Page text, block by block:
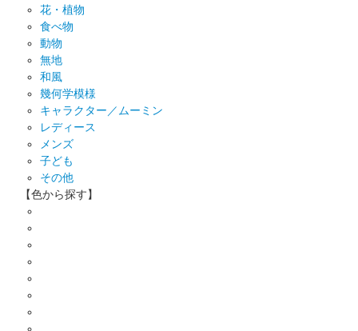
花・植物
食べ物
動物
無地
和風
幾何学模様
キャラクター／ムーミン
レディース
メンズ
子ども
その他
【色から探す】